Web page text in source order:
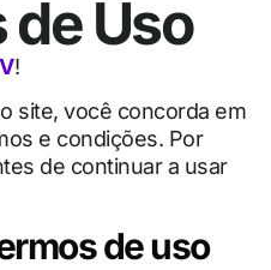
Uso
!
site, você concorda em
e condições. Por
de continuar a usar
de uso